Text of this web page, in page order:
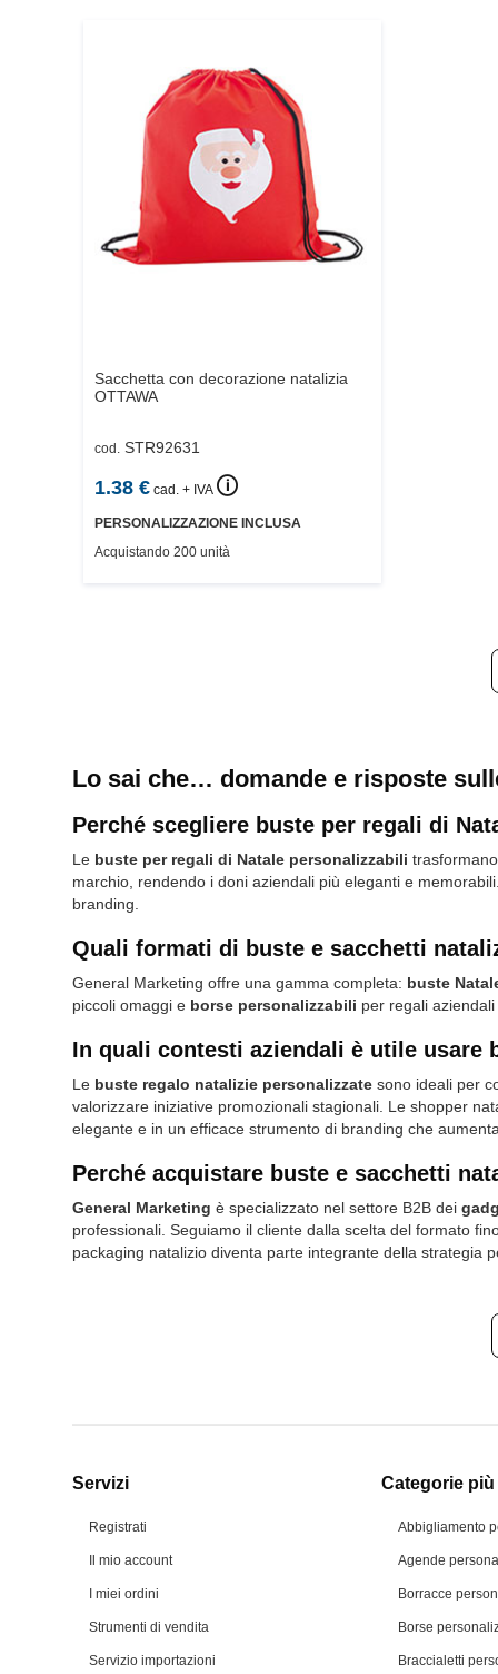
Sacchetta con decorazione natalizia
OTTAWA
cod. STR92631
1.38 € cad. + IVA 🛈
PERSONALIZZAZIONE INCLUSA
Acquistando 200 unità
Lo sai che… domande e risposte
Perché scegliere buste per regali di
Le buste per regali di Natale personalizzabili
marchio, rendendo i doni aziendali più eleganti e
branding.
Quali formati di buste e sacchetti
General Marketing offre una gamma completa: buste
piccoli omaggi e borse personalizzabili per regali
In quali contesti aziendali è utile usare
Le buste regalo natalizie personalizzate sono ideali per
valorizzare iniziative promozionali stagionali. Le shopper
elegante e in un efficace strumento di branding che
Perché acquistare buste e sacchetti
General Marketing è specializzato nel settore B2B dei
professionali. Seguiamo il cliente dalla scelta del formato
packaging natalizio diventa parte integrante della strategia
Servizi
Registrati
Il mio account
I miei ordini
Strumenti di vendita
Servizio importazioni
Categorie
Abbigliamento
Agende
Borracce
Borse
Braccialetti